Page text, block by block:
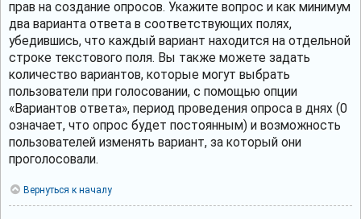
прав на создание опросов. Укажите вопрос и как минимум
два варианта ответа в соответствующих полях,
убедившись, что каждый вариант находится на отдельной
строке текстового поля. Вы также можете задать
количество вариантов, которые могут выбрать
пользователи при голосовании, с помощью опции
«Вариантов ответа», период проведения опроса в днях (0
означает, что опрос будет постоянным) и возможность
пользователей изменять вариант, за который они
проголосовали.
Вернуться к началу